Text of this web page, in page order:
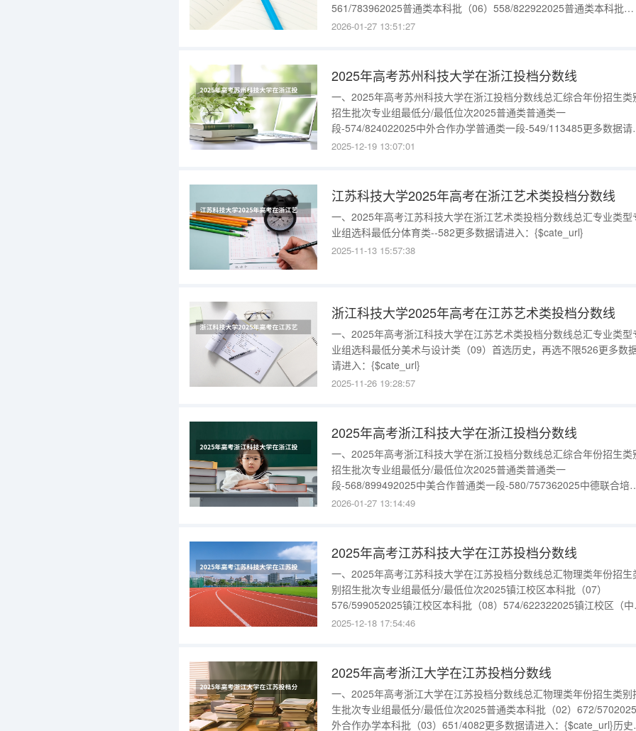
561/783962025普通类本科批（06）558/822922025普通类本科批
（04）558/822922025中外合作办学本科批（07）554/875282025中
2026-01-27 13:51:27
2025年高考苏州科技大学在浙江投档分数线
一、2025年高考苏州科技大学在浙江投档分数线总汇综合年份招生类
招生批次专业组最低分/最低位次2025普通类普通类一
段-574/824022025中外合作办学普通类一段-549/113485更多数据请
入：{$cate_url}
2025-12-19 13:07:01
江苏科技大学2025年高考在浙江艺术类投档分数线
一、2025年高考江苏科技大学在浙江艺术类投档分数线总汇专业类型
业组选科最低分体育类--582更多数据请进入：{$cate_url}
2025-11-13 15:57:38
浙江科技大学2025年高考在江苏艺术类投档分数线
一、2025年高考浙江科技大学在江苏艺术类投档分数线总汇专业类型
业组选科最低分美术与设计类（09）首选历史，再选不限526更多数
请进入：{$cate_url}
2025-11-26 19:28:57
2025年高考浙江科技大学在浙江投档分数线
一、2025年高考浙江科技大学在浙江投档分数线总汇综合年份招生类
招生批次专业组最低分/最低位次2025普通类普通类一
段-568/899492025中美合作普通类一段-580/757362025中德联合培
普通类一段-572/846662025中法合作普通类一段-566/91985更多数据
2026-01-27 13:14:49
2025年高考江苏科技大学在江苏投档分数线
一、2025年高考江苏科技大学在江苏投档分数线总汇物理类年份招生
别招生批次专业组最低分/最低位次2025镇江校区本科批（07）
576/599052025镇江校区本科批（08）574/622322025镇江校区（中
合作办学）本科批（11）568/695402025镇江校区本科批（09）
2025-12-18 17:54:46
2025年高考浙江大学在江苏投档分数线
一、2025年高考浙江大学在江苏投档分数线总汇物理类年份招生类别
生批次专业组最低分/最低位次2025普通类本科批（02）672/
外合作办学本科批（03）651/4082更多数据请进入：{$cate_url}历史